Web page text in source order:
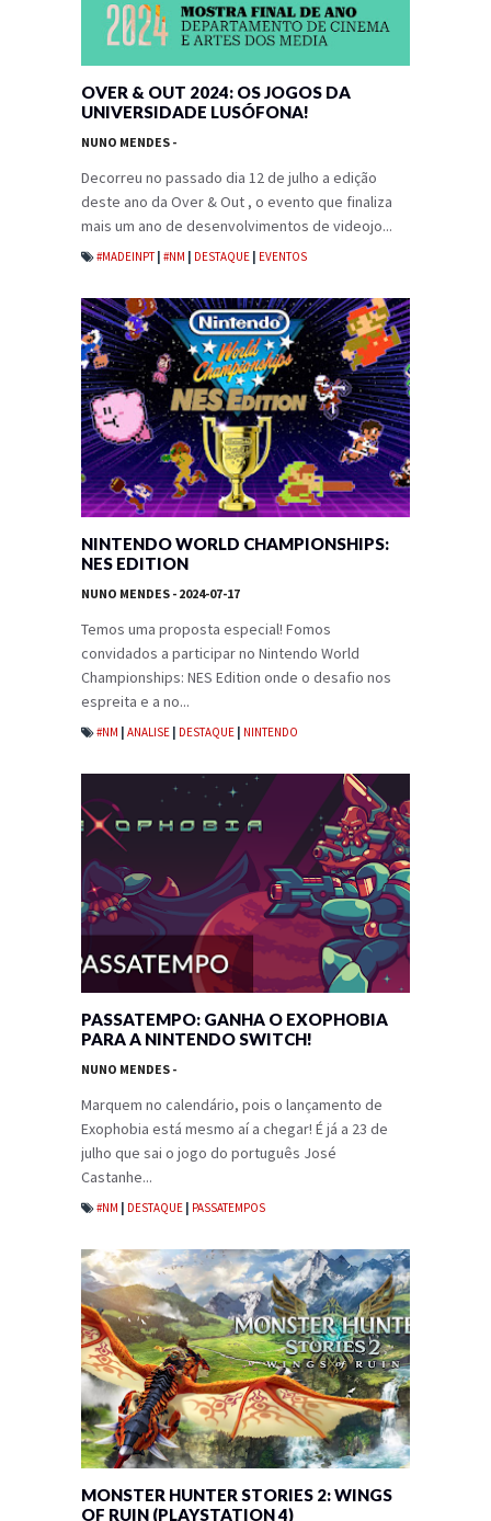
OVER & OUT 2024: OS JOGOS DA
UNIVERSIDADE LUSÓFONA!
NUNO MENDES -
Decorreu no passado dia 12 de julho a edição
deste ano da Over & Out , o evento que finaliza
mais um ano de desenvolvimentos de videojo...
#MADEINPT #NM DESTAQUE EVENTOS
NINTENDO WORLD CHAMPIONSHIPS:
NES EDITION
NUNO MENDES - 2024-07-17
Temos uma proposta especial! Fomos
convidados a participar no Nintendo World
Championships: NES Edition onde o desafio nos
espreita e a no...
#NM ANALISE DESTAQUE NINTENDO
PASSATEMPO: GANHA O EXOPHOBIA
PARA A NINTENDO SWITCH!
NUNO MENDES -
Marquem no calendário, pois o lançamento de
Exophobia está mesmo aí a chegar! É já a 23 de
julho que sai o jogo do português José
Castanhe...
#NM DESTAQUE PASSATEMPOS
MONSTER HUNTER STORIES 2: WINGS
OF RUIN (PLAYSTATION 4)